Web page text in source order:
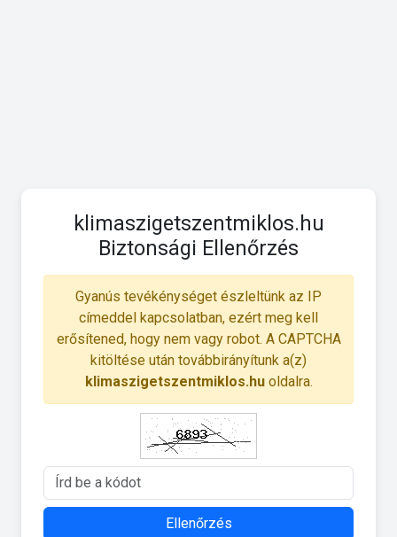
klimaszigetszentmiklos.hu
Biztonsági Ellenőrzés
Gyanús tevékénységet észleltünk az IP
címeddel kapcsolatban, ezért meg kell
erősítened, hogy nem vagy robot. A CAPTCHA
kitöltése után továbbirányítunk a(z)
klimaszigetszentmiklos.huoldalra.
Ellenőrzés